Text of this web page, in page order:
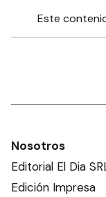
Este
Nosotros
Editorial El Dia
Edición Impresa